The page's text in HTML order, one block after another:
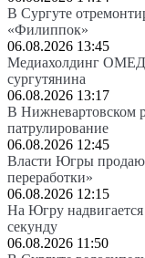
В Сургуте
«Филиппок»
06.08.2026 13:45
Медиахолдинг
сургутянина
06.08.2026 13:17
В Нижневартовском
патрулирование
06.08.2026 12:45
Власти Югры
переработки»
06.08.2026 12:15
На Югру надвигается
секунду
06.08.2026 11:50